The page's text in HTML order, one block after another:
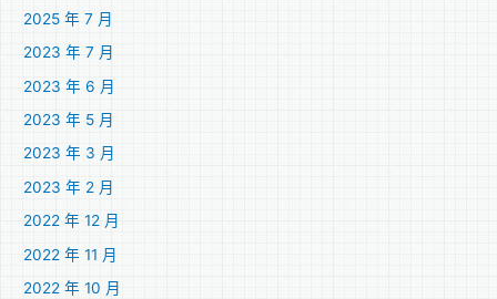
2025 年 7 月
2023 年 7 月
2023 年 6 月
2023 年 5 月
2023 年 3 月
2023 年 2 月
2022 年 12 月
2022 年 11 月
2022 年 10 月